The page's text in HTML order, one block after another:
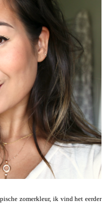
zomerkleur, ik vind het eerder